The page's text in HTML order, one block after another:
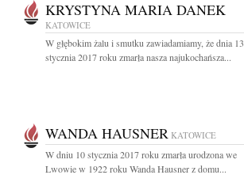
KRYSTYNA MARIA DANEK
KATOWICE
W głębokim żalu i smutku zawiadamiamy, że dnia 13
stycznia 2017 roku zmarła nasza najukochańsza...
WANDA HAUSNER KATOWICE
W dniu 10 stycznia 2017 roku zmarła urodzona we
Lwowie w 1922 roku Wanda Hausner z domu...